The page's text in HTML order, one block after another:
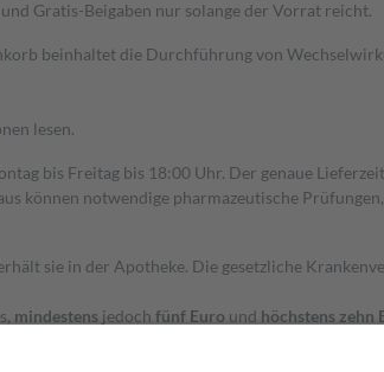
Gratis-Beigaben nur solange der Vorrat reicht.
beinhaltet die Durchführung von
lesen.
bis Freitag bis 18:00 Uhr. Der genaue
können notwendige pharmazeutische
sie in der Apotheke. Die gesetzliche
mindestens jedoch fünf Euro und höchstens zehn